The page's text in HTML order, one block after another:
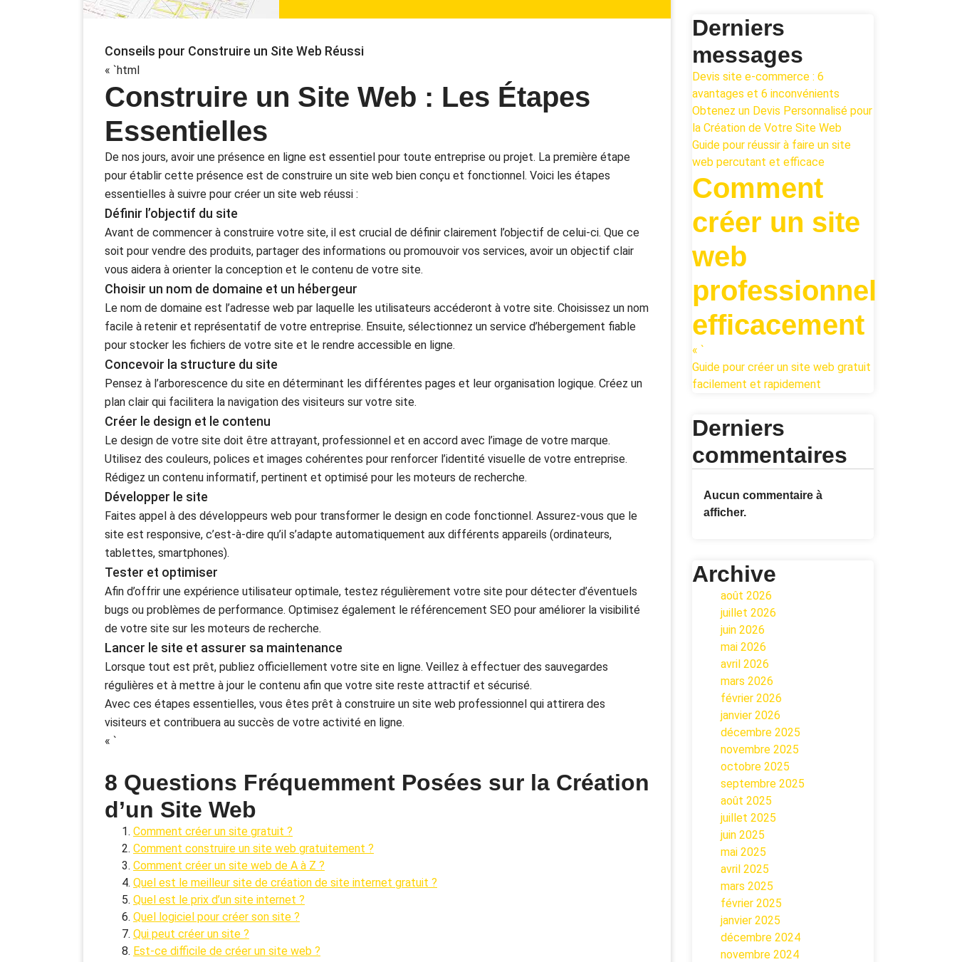
Conseils pour Construire un Site Web Réussi
« `html
Construire un Site Web : Les Étapes
Essentielles
De nos jours, avoir une présence en ligne est essentiel pour toute entreprise ou projet. La première étape
pour établir cette présence est de construire un site web bien conçu et fonctionnel. Voici les étapes
essentielles à suivre pour créer un site web réussi :
Définir l’objectif du site
Avant de commencer à construire votre site, il est crucial de définir clairement l’objectif de celui-ci. Que ce
soit pour vendre des produits, partager des informations ou promouvoir vos services, avoir un objectif clair
vous aidera à orienter la conception et le contenu de votre site.
Choisir un nom de domaine et un hébergeur
Le nom de domaine est l’adresse web par laquelle les utilisateurs accéderont à votre site. Choisissez un nom
facile à retenir et représentatif de votre entreprise. Ensuite, sélectionnez un service d’hébergement fiable
pour stocker les fichiers de votre site et le rendre accessible en ligne.
Concevoir la structure du site
Pensez à l’arborescence du site en déterminant les différentes pages et leur organisation logique. Créez un
plan clair qui facilitera la navigation des visiteurs sur votre site.
Créer le design et le contenu
Le design de votre site doit être attrayant, professionnel et en accord avec l’image de votre marque.
Utilisez des couleurs, polices et images cohérentes pour renforcer l’identité visuelle de votre entreprise.
Rédigez un contenu informatif, pertinent et optimisé pour les moteurs de recherche.
Développer le site
Faites appel à des développeurs web pour transformer le design en code fonctionnel. Assurez-vous que le
site est responsive, c’est-à-dire qu’il s’adapte automatiquement aux différents appareils (ordinateurs,
tablettes, smartphones).
Tester et optimiser
Afin d’offrir une expérience utilisateur optimale, testez régulièrement votre site pour détecter d’éventuels
bugs ou problèmes de performance. Optimisez également le référencement SEO pour améliorer la visibilité
de votre site sur les moteurs de recherche.
Lancer le site et assurer sa maintenance
Lorsque tout est prêt, publiez officiellement votre site en ligne. Veillez à effectuer des sauvegardes
régulières et à mettre à jour le contenu afin que votre site reste attractif et sécurisé.
Avec ces étapes essentielles, vous êtes prêt à construire un site web professionnel qui attirera des
visiteurs et contribuera au succès de votre activité en ligne.
« `
8 Questions Fréquemment Posées sur la Création
d’un Site Web
Comment créer un site gratuit ?
Comment construire un site web gratuitement ?
Comment créer un site web de A à Z ?
Quel est le meilleur site de création de site internet gratuit ?
Quel est le prix d’un site internet ?
Quel logiciel pour créer son site ?
Qui peut créer un site ?
Est-ce difficile de créer un site web ?
Derniers
messages
Devis site e-commerce : 6
avantages et 6 inconvénients
Obtenez un Devis Personnalisé pour
la Création de Votre Site Web
Guide pour réussir à faire un site
web percutant et efficace
Comment
créer un site
web
professionnel
efficacement
« `
Guide pour créer un site web gratuit
facilement et rapidement
Derniers
commentaires
Aucun commentaire à
afficher.
Archive
août 2026
juillet 2026
juin 2026
mai 2026
avril 2026
mars 2026
février 2026
janvier 2026
décembre 2025
novembre 2025
octobre 2025
septembre 2025
août 2025
juillet 2025
juin 2025
mai 2025
avril 2025
mars 2025
février 2025
janvier 2025
décembre 2024
novembre 2024